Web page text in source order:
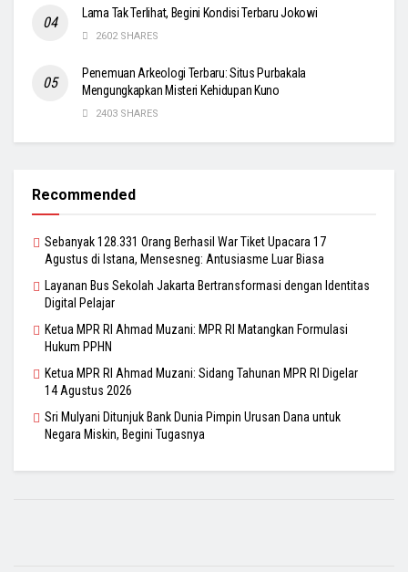
Lama Tak Terlihat, Begini Kondisi Terbaru Jokowi
2602 SHARES
Penemuan Arkeologi Terbaru: Situs Purbakala
Mengungkapkan Misteri Kehidupan Kuno
2403 SHARES
Recommended
Sebanyak 128.331 Orang Berhasil War Tiket Upacara 17
Agustus di Istana, Mensesneg: Antusiasme Luar Biasa
Layanan Bus Sekolah Jakarta Bertransformasi dengan Identitas
Digital Pelajar
Ketua MPR RI Ahmad Muzani: MPR RI Matangkan Formulasi
Hukum PPHN
Ketua MPR RI Ahmad Muzani: Sidang Tahunan MPR RI Digelar
14 Agustus 2026
Sri Mulyani Ditunjuk Bank Dunia Pimpin Urusan Dana untuk
Negara Miskin, Begini Tugasnya